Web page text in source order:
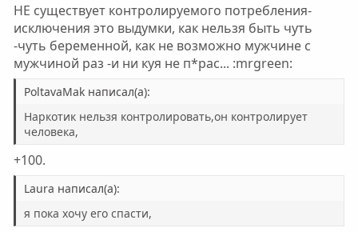
НЕ существует контролируемого потребления-
исключения это выдумки, как нельзя быть чуть
-чуть беременной, как не возможно мужчине с
мужчиной раз -и ни куя не п*рас... :mrgreen:
PoltavaMak написал(а):
Наркотик нельзя контролировать,он контролирует
человека,
+100.
Laura написал(а):
я пока хочу его спасти,